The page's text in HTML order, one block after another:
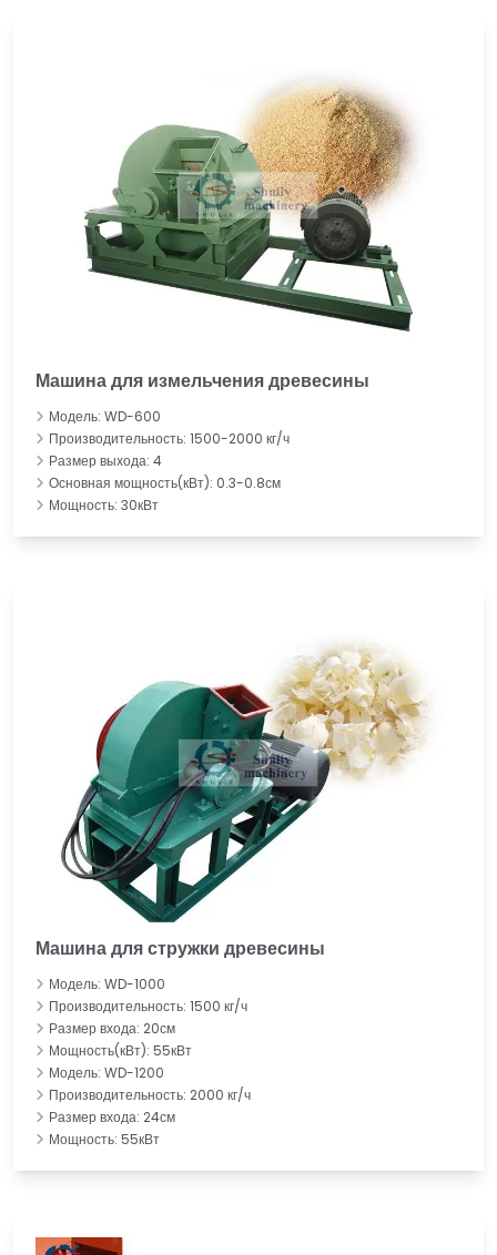
Машина для измельчения древесины
Модель: WD-600
Производительность: 1500-2000 кг/ч
Размер выхода: 4
Основная мощность(кВт): 0.3-0.8см
Мощность: 30кВт
Машина для стружки древесины
Модель: WD-1000
Производительность: 1500 кг/ч
Размер входа: 20см
Мощность(кВт): 55кВт
Модель: WD-1200
Производительность: 2000 кг/ч
Размер входа: 24см
Мощность: 55кВт